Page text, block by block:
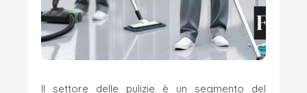
Il settore delle pulizie è un segmento del